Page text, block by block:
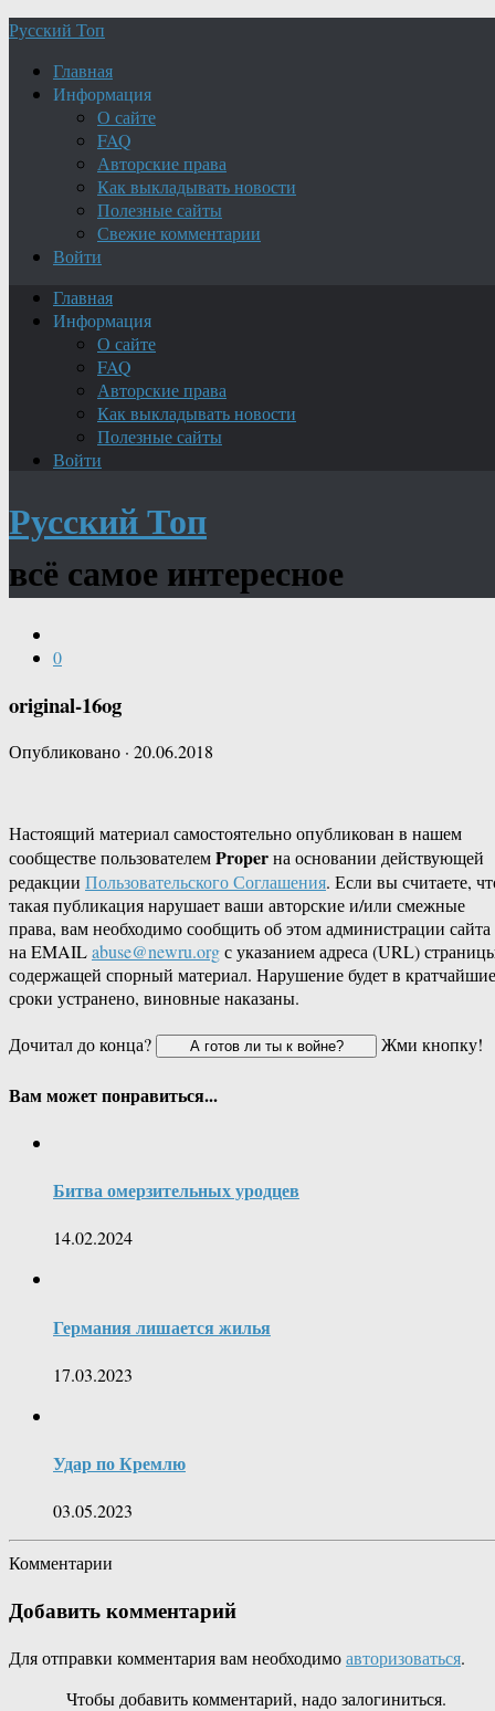
Русский Топ
Главная
Информация
О сайте
FAQ
Авторские права
Как выкладывать новости
Полезные сайты
Свежие комментарии
Войти
Главная
Информация
О сайте
FAQ
Авторские права
Как выкладывать новости
Полезные сайты
Войти
Русский Топ
всё самое интересное
0
original-16og
Опубликовано · 20.06.2018
Настоящий материал самостоятельно опубликован в нашем
сообществе пользователемProperна основании действующей
редакции Пользовательского Соглашения. Если вы считаете,
такая публикация нарушает ваши авторские и/или смежные
права, вам необходимо сообщить об этом администрации сайта
на EMAILabuse@newru.orgс указанием адреса (URL)
содержащей спорный материал. Нарушение будет в кратчайшие
сроки устранено, виновные наказаны.
Дочитал до конца?
Жми кнопку!
Вам может понравиться...
Битва омерзительных уродцев
14.02.2024
Германия лишается жилья
17.03.2023
Удар по Кремлю
03.05.2023
Комментарии
Добавить комментарий
Для отправки комментария вам необходимоавторизоваться.
Чтобы добавить комментарий, надо залогиниться.